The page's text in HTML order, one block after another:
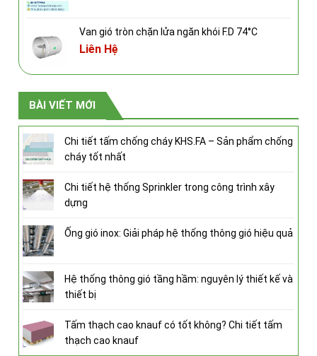
Van gió tròn chặn lửa ngăn khói F.D 74°C
Liên Hệ
BÀI VIẾT MỚI
Chi tiết tấm chống cháy KHS.FA – Sản phẩm chống
cháy tốt nhất
Chi tiết hệ thống Sprinkler trong công trình xây
dựng
Ống gió inox: Giải pháp hệ thống thông gió hiệu quả
Hệ thống thông gió tầng hầm: nguyên lý thiết kế và
thiết bị
Tấm thạch cao knauf có tốt không? Chi tiết tấm
thạch cao knauf